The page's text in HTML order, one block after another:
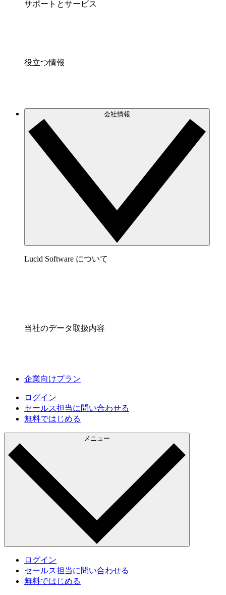
サポートとサービス
役立つ情報
会社情報
Lucid Software について
当社のデータ取扱内容
企業向けプラン
ログイン
セールス担当に問い合わせる
無料ではじめる
メニュー
ログイン
セールス担当に問い合わせる
無料ではじめる